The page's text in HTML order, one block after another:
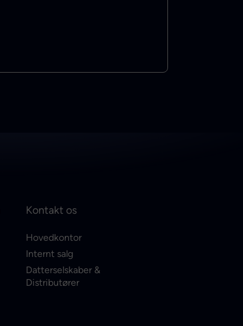
Kontakt os
Hovedkontor
Internt salg
Datterselskaber &
Distributører